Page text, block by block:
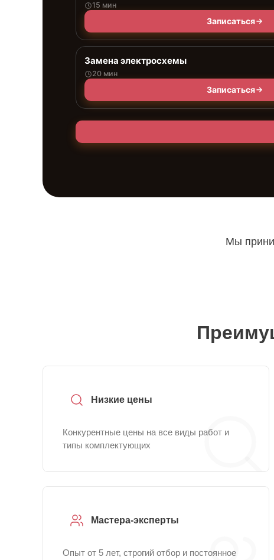
15 мин
Записаться
Замена электросхемы
20 мин
Записаться
Мы
Низкие цены
Конкурентные цены на все виды работ и
типы комплектующих
Мастера-эксперты
Опыт от 5 лет, строгий отбор и постоянное